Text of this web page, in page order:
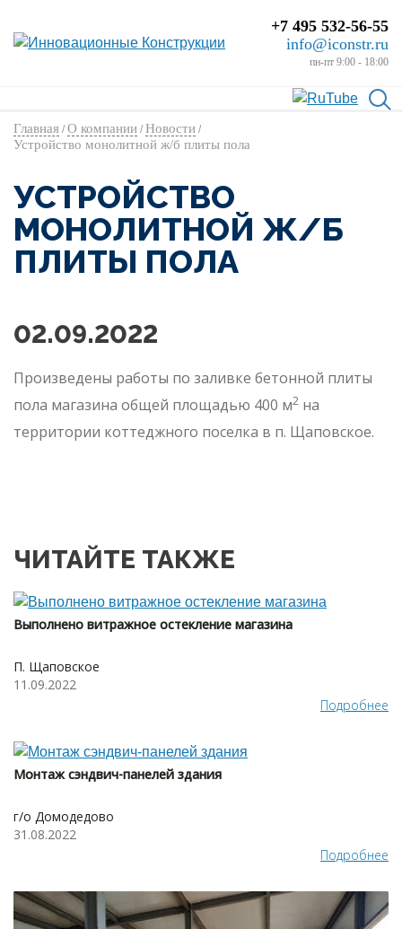
+7 495 532-56-55
info@iconstr.ru
пн-пт 9:00 - 18:00
Главная / О компании / Новости /
Устройство монолитной ж/б плиты пола
УСТРОЙСТВО
МОНОЛИТНОЙ Ж/Б
ПЛИТЫ ПОЛА
02.09.2022
Произведены работы по заливке бетонной плиты
пола магазина общей площадью 400 м2 на
территории коттеджного поселка в п. Щаповское.
ЧИТАЙТЕ ТАКЖЕ
Выполнено витражное остекление магазина
П. Щаповское
11.09.2022
Подробнее
Монтаж сэндвич-панелей здания
г/о Домодедово
31.08.2022
Подробнее